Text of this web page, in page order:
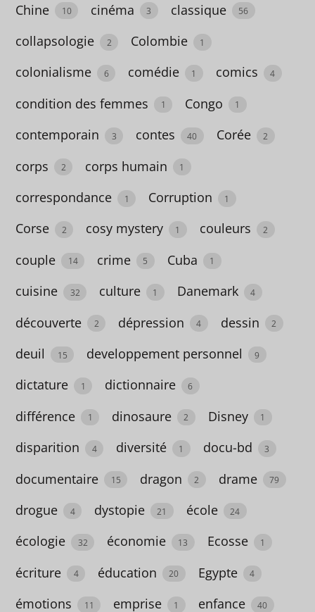
1
dictionnaire
1
dinosaure
2
Disney
4
diversité
1
docu-
documentaire
15
dragon
drogue
4
Chine 10 cinéma 3 classique 56
collapsologie 2 Colombie 1
colonialisme 6 comédie 1 comics 4
condition des femmes 1 Congo 1
contemporain 3 contes 40 Corée 2
corps 2 corps humain 1
correspondance 1 Corruption 1
Corse 2 cosy mystery 1 couleurs 2
couple 14 crime 5 Cuba 1
cuisine 32 culture 1 Danemark 4
découverte 2 dépression 4 dessin 2
deuil 15 developpement personnel 9
dictature 1 dictionnaire 6
différence 1 dinosaure 2 Disney 1
disparition 4 diversité 1 docu-bd 3
documentaire 15 dragon 2 drame 79
drogue 4 dystopie 21 école 24
écologie 32 économie 13 Ecosse 1
écriture 4 éducation 20 Egypte 4
émotions 11 emprise 1 enfance 40